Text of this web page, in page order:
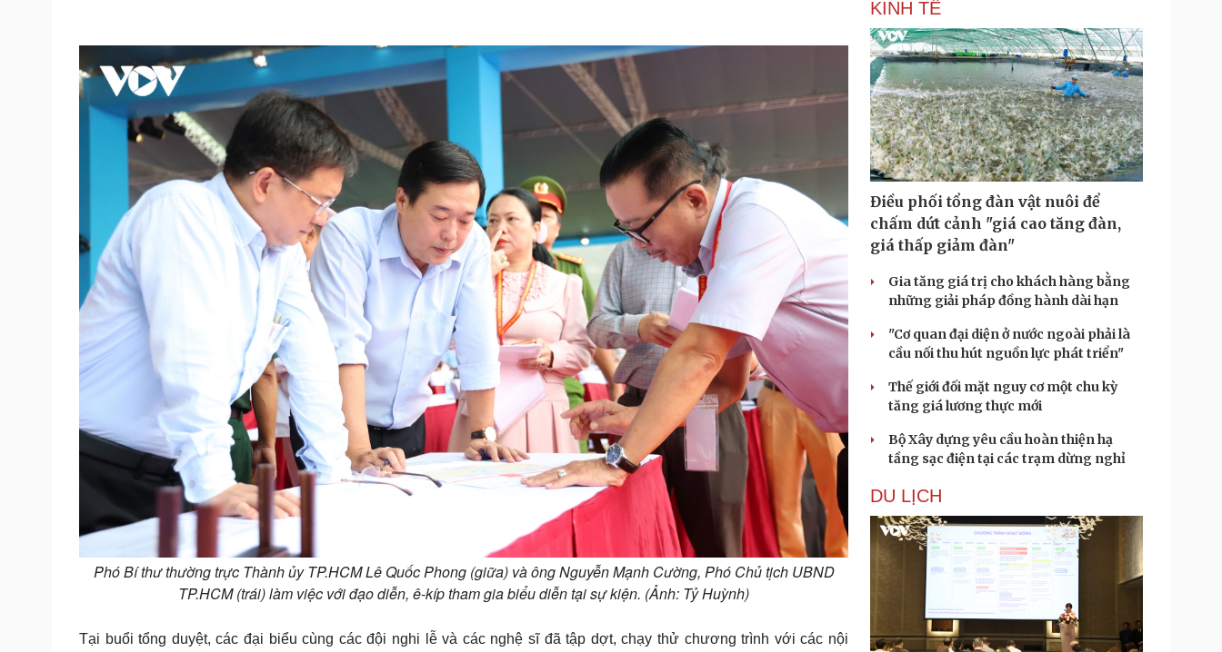
Phó Bí thư thường trực Thành ủy TP.HCM Lê Quốc Phong (giữa) và ông Nguyễn Mạnh Cường, Phó Chủ tịch UBND
TP.HCM (trái) làm việc với đạo diễn, ê-kíp tham gia biểu diễn tại sự kiện. (Ảnh: Tỷ Huỳnh)
Tại buổi tổng duyệt, các đại biểu cùng các đội nghi lễ và các nghệ sĩ đã tập dợt, chạy thử chương trình với các nội
KINH TẾ
Điều phối tổng đàn vật nuôi để
chấm dứt cảnh "giá cao tăng đàn,
giá thấp giảm đàn"
Gia tăng giá trị cho khách hàng bằng
những giải pháp đồng hành dài hạn
"Cơ quan đại diện ở nước ngoài phải là
cầu nối thu hút nguồn lực phát triển"
Thế giới đối mặt nguy cơ một chu kỳ
tăng giá lương thực mới
Bộ Xây dựng yêu cầu hoàn thiện hạ
tầng sạc điện tại các trạm dừng nghỉ
DU LỊCH